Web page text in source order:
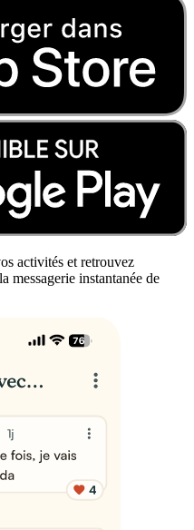
activités et retrouvez
messagerie instantanée de